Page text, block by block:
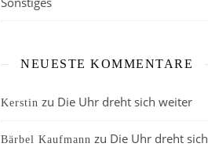
NEUESTE KOMMENTARE
Kerstin zu Die Uhr dreht sich weiter
Bärbel Kaufmann zu Die Uhr dreht sich